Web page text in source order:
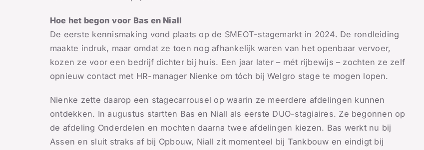
Hoe het begon voor Bas en Niall
De eerste kennismaking vond plaats op de SMEOT-stagemarkt in 2024. De rondleiding
maakte indruk, maar omdat ze toen nog afhankelijk waren van het openbaar vervoer,
kozen ze voor een bedrijf dichter bij huis. Een jaar later – mét rijbewijs – zochten ze zelf
opnieuw contact met HR-manager Nienke om tóch bij Welgro stage te mogen lopen.
Nienke zette daarop een stagecarrousel op waarin ze meerdere afdelingen kunnen
ontdekken. In augustus startten Bas en Niall als eerste DUO-stagiaires. Ze begonnen op
de afdeling Onderdelen en mochten daarna twee afdelingen kiezen. Bas werkt nu bij
Assen en sluit straks af bij Opbouw, Niall zit momenteel bij Tankbouw en eindigt bij